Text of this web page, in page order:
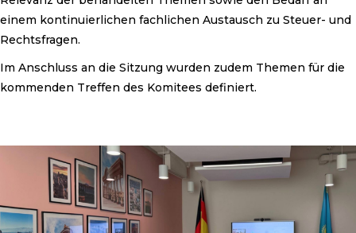
einem kontinuierlichen fachlichen Austausch zu Steuer- und
Rechtsfragen.
Im Anschluss an die Sitzung wurden zudem Themen für die
kommenden Treffen des Komitees definiert.